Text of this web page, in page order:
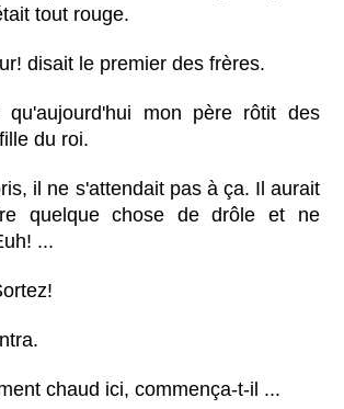
tout rouge.
disait le premier des frères.
mon père rôtit des
du roi.
il ne s'attendait pas à ça. Il aurait
quelque chose de drôle et ne
...
chaud ici, commença-t-il ...